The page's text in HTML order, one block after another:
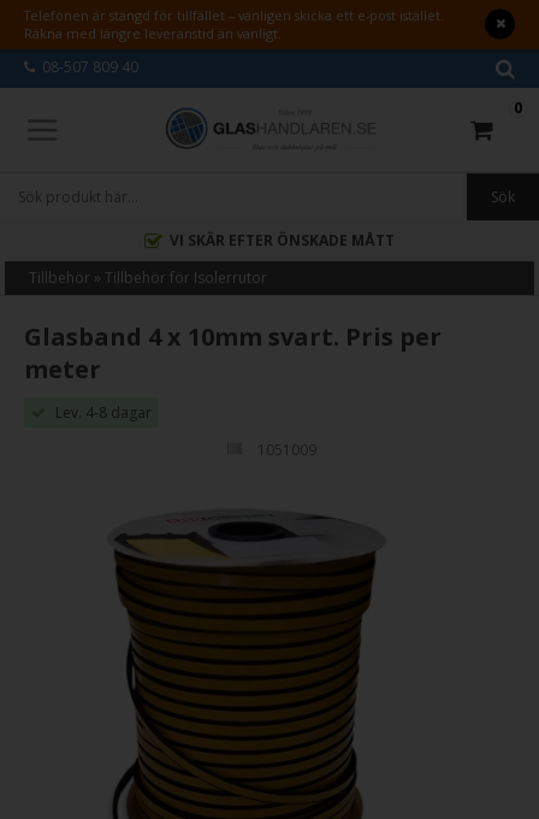
Telefonen är stängd för tillfället – vänligen skicka ett e-post istället.
Räkna med längre leveranstid än vanligt.
08-507 809 40
0
VI SKÄR EFTER ÖNSKADE MÅTT
Tillbehör »Tillbehör för Isolerrutor
Glasband 4 x 10mm svart. Pris per
meter
Lev. 4-8 dagar
1051009